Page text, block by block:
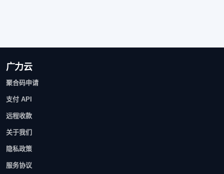
广力云
聚合码申请
支付 API
远程收款
关于我们
隐私政策
服务协议